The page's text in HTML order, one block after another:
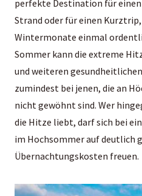
perfekte Destination für
Strand oder für einen
Wintermonate einmal
Sommer kann die extreme
und weiteren
zumindest bei jenen, die an
nicht gewöhnt sind. Wer
die Hitze liebt, darf sich bei
im Hochsommer auf deutlich
Übernachtungskosten freuen.